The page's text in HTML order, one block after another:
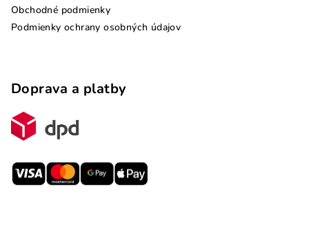
Obchodné podmienky
Podmienky ochrany osobných údajov
Doprava a platby